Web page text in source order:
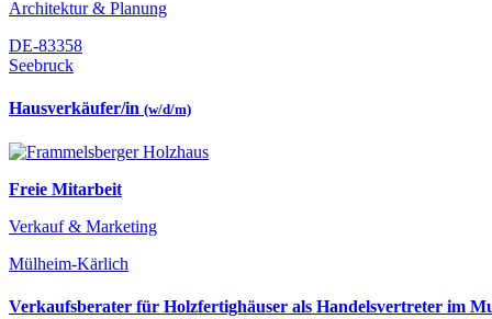
Architektur & Planung
DE-83358
Seebruck
Hausverkäufer/in (w/d/m)
Freie Mitarbeit
Verkauf & Marketing
Mülheim-Kärlich
Verkaufsberater für Holzfertighäuser als Handelsvertreter im